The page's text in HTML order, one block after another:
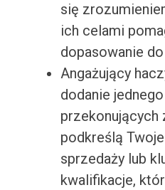
się
ich celami
dopasowanie
Angażujący
dodanie
przekonujących
podkreślą
sprzedaży lub
kwalifikacje,